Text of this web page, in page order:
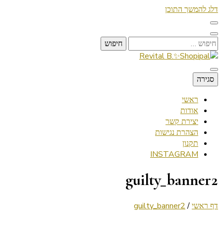
דלג להמשך התוכן
חיפוש:
Revital B.✨Shopipal
Lifestyle ✦ Beauty ✦ Vegan ✦ Travel
סגירה
ראשי
אודות
יצירת קשר
הצהרת נגישות
תקנון
INSTAGRAM
guilty_banner2
דף ראשי/
guilty_banner2